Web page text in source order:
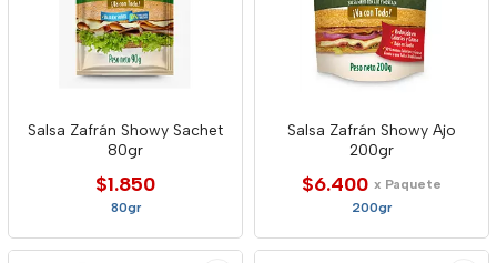
Salsa Zafrán Showy Sachet
80gr
$1.850
80gr
Salsa Zafrán Showy Ajo
200gr
$6.400 x Paquete
200gr